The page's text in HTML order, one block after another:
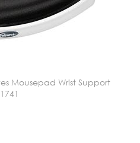
Mousepad Wrist Support